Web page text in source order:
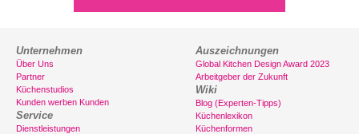
Unternehmen
Über Uns
Partner
Küchenstudios
Kunden werben Kunden
Service
Dienstleistungen
Auszeichnungen
Global Kitchen Design Award 2023
Arbeitgeber der Zukunft
Wiki
Blog (Experten-Tipps)
Küchenlexikon
Küchenformen